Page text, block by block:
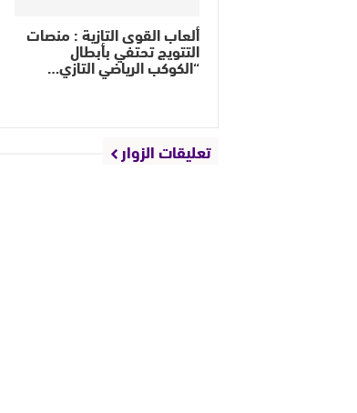
ألعاب القوى التازية : منصات
التتويج تحتفي بأبطال
“الكوكب الرياضي التازي…
تعليقات الزوار